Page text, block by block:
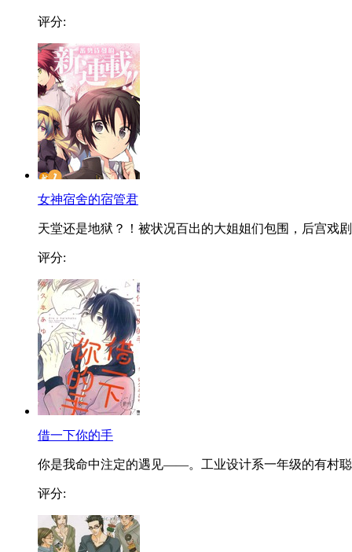
评分:
女神宿舍的宿管君
天堂还是地狱？！被状况百出的大姐姐们包围，后宫戏
评分:
借一下你的手
你是我命中注定的遇见——。工业设计系一年级的有村
评分: